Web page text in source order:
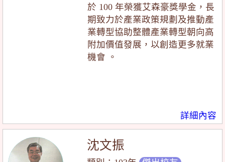
詳細內容
於 100 年榮獲艾森豪獎學金，長
期致力於產業政策規劃及推動產
業轉型協助整體產業轉型朝向高
附加價值發展，以創造更多就業
機會 。
沈文振